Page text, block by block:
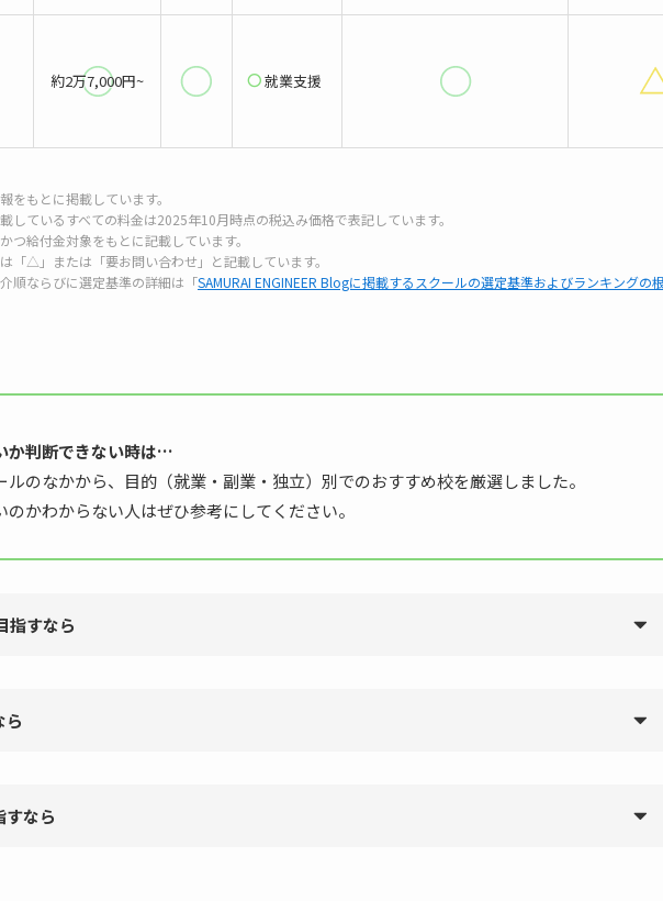
約2万7,000円~ 就業支援
をもとに掲載しています。
しているすべての料金は2025年10月時点の税込み価格で表記しています。
つ給付金対象をもとに記載しています。
「△」または「要お問い合わせ」と記載しています。
順ならびに選定基準の詳細は「SAMURAI ENGINEER Blogに掲載するスクールの選定基準およびランキングの
か判断できない時は…
のなかから、目的（就業・副業・独立）別でのおすすめ校を厳選しました。
かわからない人はぜひ参考にしてください。
指すなら
ら
すなら